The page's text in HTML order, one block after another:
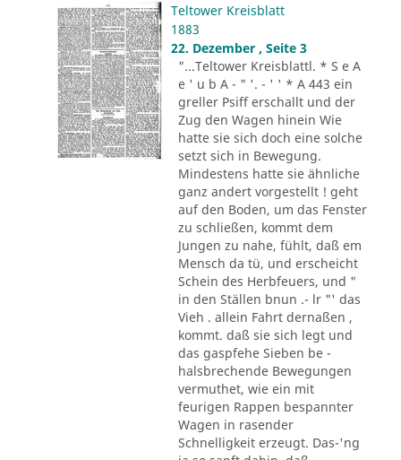
Teltower Kreisblatt
1883
22. Dezember , Seite 3
"...Teltower Kreisblattl. * S e A
e ' u b A - " '. - ' ' * A 443 ein
greller Psiff erschallt und der
Zug den Wagen hinein Wie
hatte sie sich doch eine solche
setzt sich in Bewegung.
Mindestens hatte sie ähnliche
ganz andert vorgestellt ! geht
auf den Boden, um das Fenster
zu schließen, kommt dem
Jungen zu nahe, fühlt, daß em
Mensch da tü, und erscheicht
Schein des Herbfeuers, und "
in den Ställen bnun .- lr "' das
Vieh . allein Fahrt dernaßen ,
kommt. daß sie sich legt und
das gaspfehe Sieben be -
halsbrechende Bewegungen
vermuthet, wie ein mit
feurigen Rappen bespannter
Wagen in rasender
Schnelligkeit erzeugt. Das-'ng